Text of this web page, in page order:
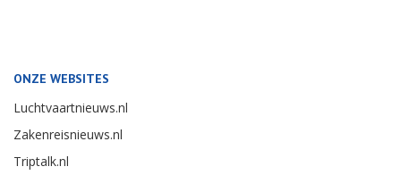
ONZE WEBSITES
Luchtvaartnieuws.nl
Zakenreisnieuws.nl
Triptalk.nl